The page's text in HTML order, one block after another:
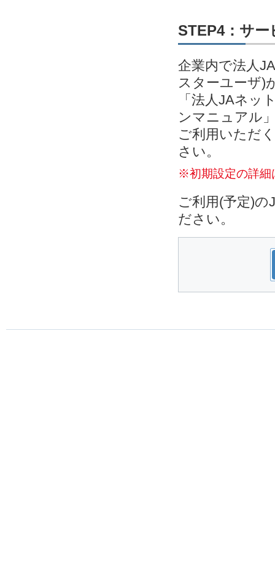
STEP4：サー
企業内で法人
スターユーザ)
「法人JAネッ
ンマニュアル
ご利用いただ
さい。
※初期設定の詳細
ご利用(予定)
ださい。